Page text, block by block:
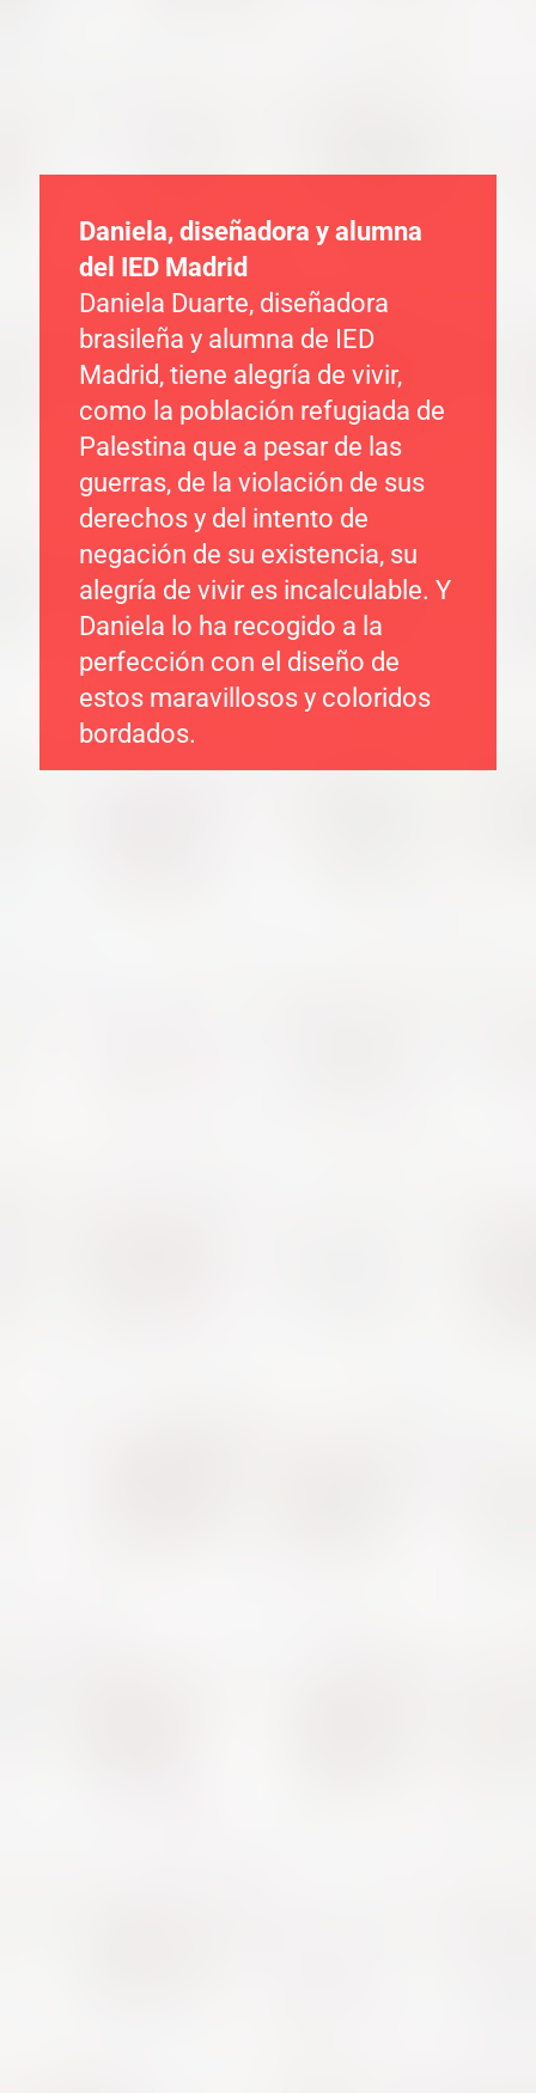
Daniela, diseñadora y alumna
del IED Madrid
Daniela Duarte, diseñadora
brasileña y alumna de IED
Madrid, tiene alegría de vivir,
como la población refugiada de
Palestina que a pesar de las
guerras, de la violación de sus
derechos y del intento de
negación de su existencia, su
alegría de vivir es incalculable. Y
Daniela lo ha recogido a la
perfección con el diseño de
estos maravillosos y coloridos
bordados.